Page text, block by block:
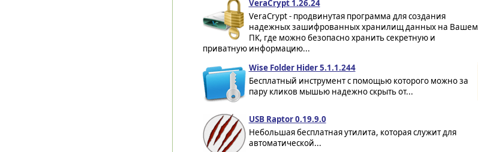
VeraCrypt 1.26.24
VeraCrypt - продвинутая программа для создания
надежных зашифрованных хранилищ данных на Вашем
ПК, где можно безопасно хранить секретную и
приватную информацию...
Wise Folder Hider 5.1.1.244
Бесплатный инструмент с помощью которого можно за
пару кликов мышью надежно скрыть от...
USB Raptor 0.19.9.0
Небольшая бесплатная утилита, которая служит для
автоматической...